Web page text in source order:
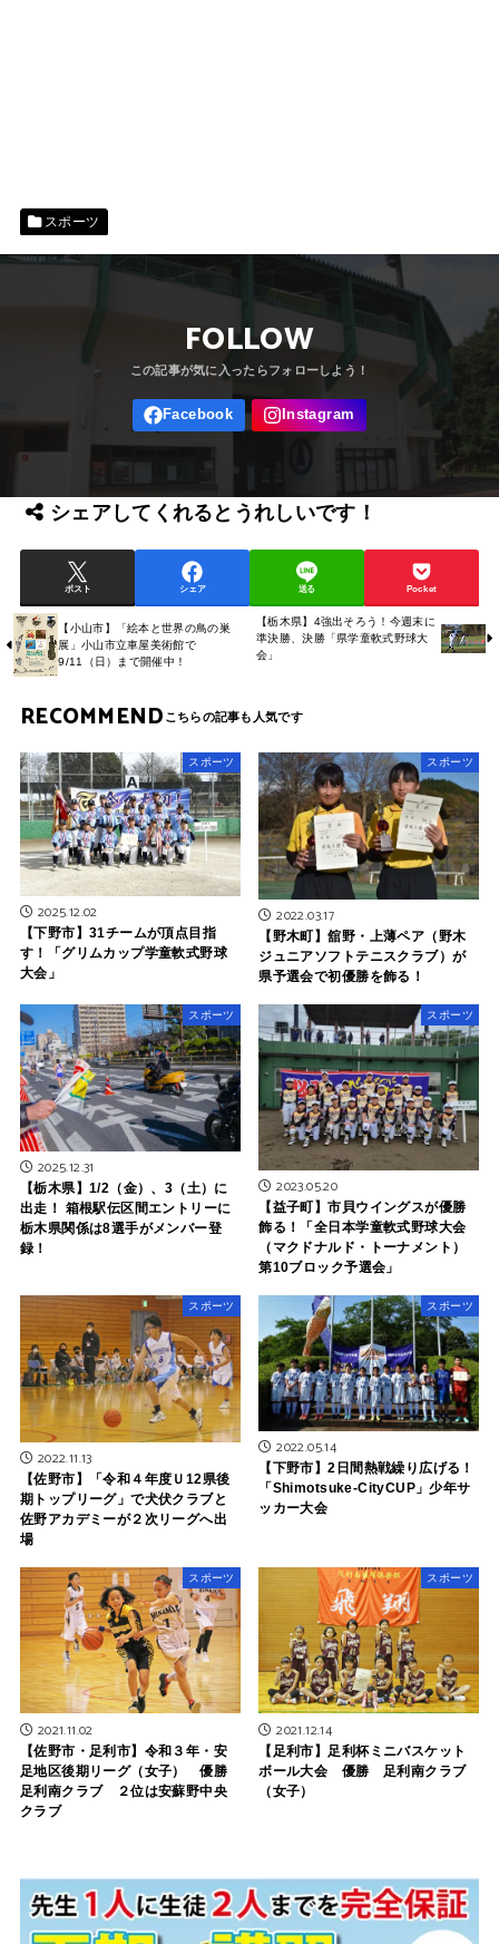
スポーツ
FOLLOW
シェアしてくれるとうれしいです！
ポスト シェア 送る Pocket
【小山市】「絵本と世界の鳥の巣
展」小山市立車屋美術館で
9/11（日）まで開催中！
【栃木県】4強出そろう！今週末に
準決勝、決勝「県学童軟式野球大
会」
RECOMMEND
スポーツ
2025.12.02
【下野市】31チームが頂点目指
す！「グリムカップ学童軟式野球
大会」
スポーツ
2022.03.17
【野木町】舘野・上薄ペア（野木
ジュニアソフトテニスクラブ）が
県予選会で初優勝を飾る！
スポーツ
2025.12.31
【栃木県】1/2（金）、3（土）に
出走！ 箱根駅伝区間エントリーに
栃木県関係は8選手がメンバー登
録！
スポーツ
2023.05.20
【益子町】市貝ウイングスが優勝
飾る！「全日本学童軟式野球大会
（マクドナルド・トーナメント）
第10ブロック予選会」
スポーツ
2022.11.13
【佐野市】「令和４年度Ｕ12県後
期トップリーグ」で犬伏クラブと
佐野アカデミーが２次リーグへ出
場
スポーツ
2022.05.14
【下野市】2日間熱戦繰り広げる！
「Shimotsuke-CityCUP」少年サ
ッカー大会
スポーツ
2021.11.02
【佐野市・足利市】令和３年・安
足地区後期リーグ（女子） 優勝
足利南クラブ ２位は安蘇野中央
クラブ
スポーツ
2021.12.14
【足利市】足利杯ミニバスケット
ボール大会 優勝 足利南クラブ
（女子）